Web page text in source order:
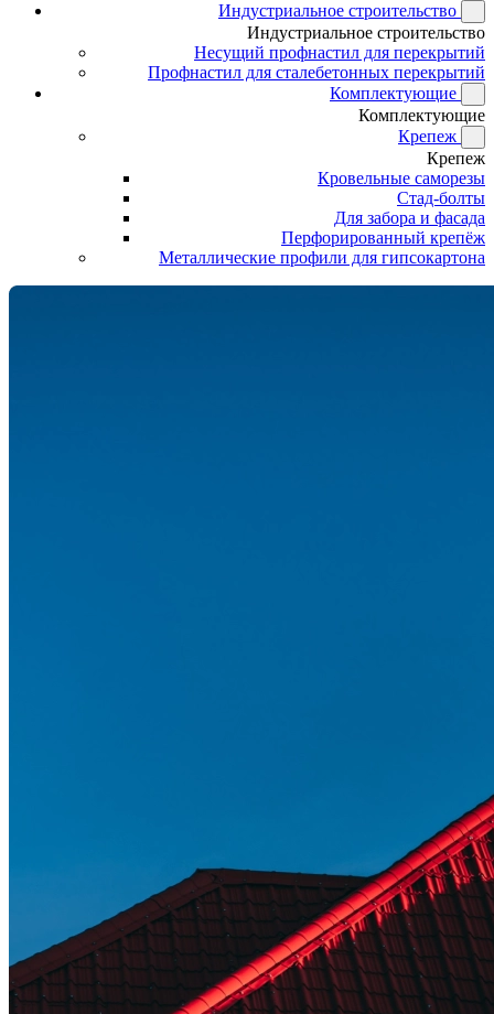
Индустриальное строительство
Индустриальное строительство
Несущий профнастил для перекрытий
Профнастил для сталебетонных перекрытий
Комплектующие
Комплектующие
Крепеж
Крепеж
Кровельные саморезы
Стад-болты
Для забора и фасада
Перфорированный крепёж
Металлические профили для гипсокартона